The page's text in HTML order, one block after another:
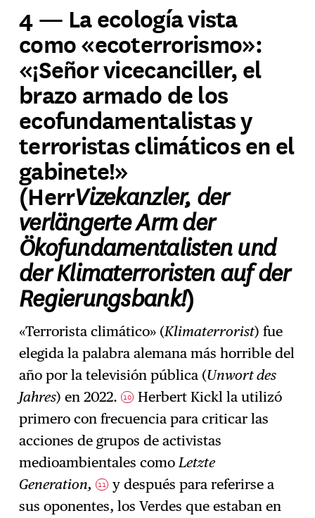
4 — La ecología vista
como «ecoterrorismo»:
«¡Señor vicecanciller, el
brazo armado de los
ecofundamentalistas y
terroristas climáticos en el
gabinete!»
(HerrVizekanzler, der
verlängerte Arm der
Ökofundamentalisten und
der Klimaterroristen auf der
Regierungsbank!)
«Terrorista climático» (Klimaterrorist) fue
elegida la palabra alemana más horrible del
año por la televisión pública (Unwort des
Jahres) en 2022.10 Herbert Kickl la utilizó
primero con frecuencia para criticar las
acciones de grupos de activistas
medioambientales comoLetzte
Generation,
11 y después para referirse a
sus oponentes, los Verdes que estaban en